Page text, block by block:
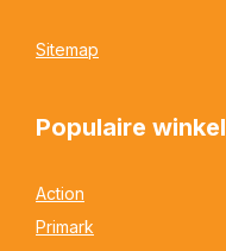
Sitemap
Populaire
Action
Primark